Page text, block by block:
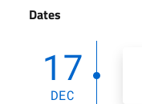
Dates
17
DEC